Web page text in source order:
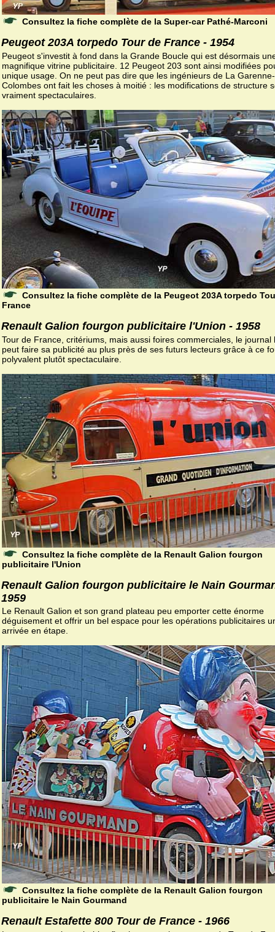
Consultez la fiche complète de la Super-car Pathé-Marconi
Peugeot 203A torpedo Tour de France - 1954
Peugeot s'investit à fond dans la Grande Boucle qui est désormais
magnifique vitrine publicitaire. 12 Peugeot 203 sont ainsi modifiées
unique usage. On ne peut pas dire que les ingénieurs de La Garenne-
Colombes ont fait les choses à moitié : les modifications de structure
vraiment spectaculaires.
Consultez la fiche complète de la Peugeot 203A torpedo
France
Renault Galion fourgon publicitaire l'Union - 1958
Tour de France, critériums, mais aussi foires commerciales, le journal
peut faire sa publicité au plus près de ses futurs lecteurs grâce à ce
polyvalent plutôt spectaculaire.
Consultez la fiche complète de la Renault Galion fourgon
publicitaire l'Union
Renault Galion fourgon publicitaire le Nain
1959
Le Renault Galion et son grand plateau peu emporter cette énorme
déguisement et offrir un bel espace pour les opérations publicitaires
arrivée en étape.
Consultez la fiche complète de la Renault Galion fourgon
publicitaire le Nain Gourmand
Renault Estafette 800 Tour de France - 1966